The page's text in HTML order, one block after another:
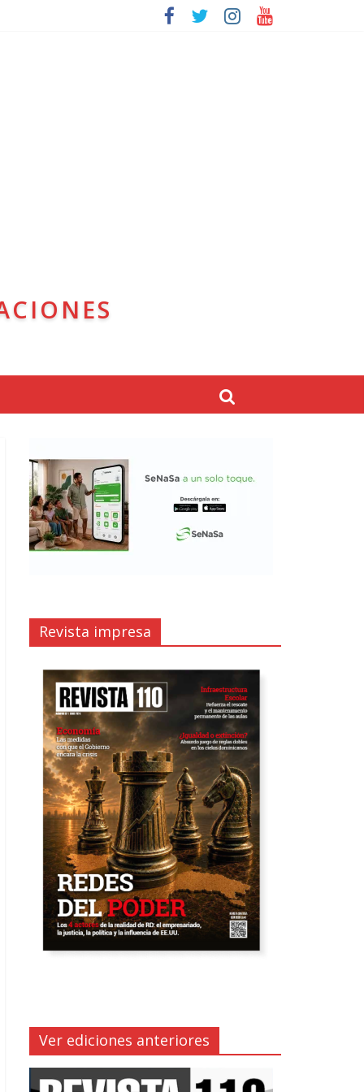
Revista impresa
Ver ediciones anteriores